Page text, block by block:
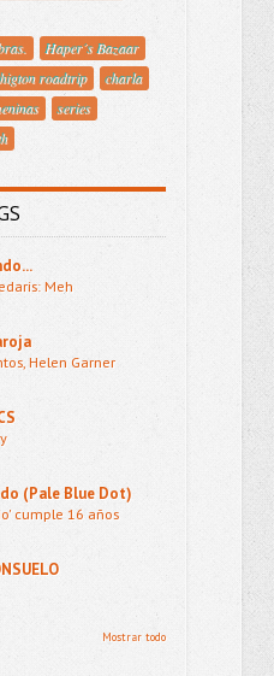
Haper´s Bazaar
roadtrip
charla
series
Meh
Helen Garner
(Pale Blue Dot)
cumple 16 años
Mostrar todo